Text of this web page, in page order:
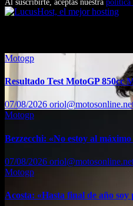
Al suscribirte, aceptas nuestra política
Motogp
Resultado Test MotoGP 850cc
07/08/2026
Motogp
Bezzecchi: «No estoy al
07/08/2026
Motogp
Acosta: «Hasta final de año